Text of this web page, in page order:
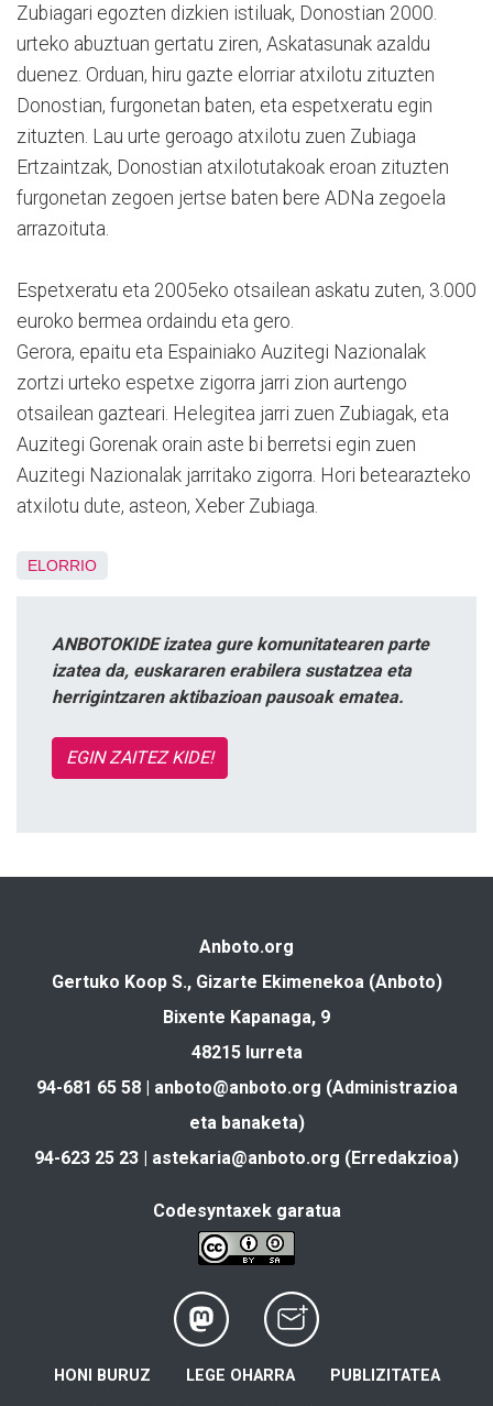
Zubiagari egozten dizkien istiluak, Donostian 2000.
urteko abuztuan gertatu ziren, Askatasunak azaldu
duenez. Orduan, hiru gazte elorriar atxilotu zituzten
Donostian, furgonetan baten, eta espetxeratu egin
zituzten. Lau urte geroago atxilotu zuen Zubiaga
Ertzaintzak, Donostian atxilotutakoak eroan zituzten
furgonetan zegoen jertse baten bere ADNa zegoela
arrazoituta.
Espetxeratu eta 2005eko otsailean askatu zuten, 3.000
euroko bermea ordaindu eta gero.
Gerora, epaitu eta Espainiako Auzitegi Nazionalak
zortzi urteko espetxe zigorra jarri zion aurtengo
otsailean gazteari. Helegitea jarri zuen Zubiagak, eta
Auzitegi Gorenak orain aste bi berretsi egin zuen
Auzitegi Nazionalak jarritako zigorra. Hori betearazteko
atxilotu dute, asteon, Xeber Zubiaga.
ELORRIO
ANBOTOKIDE izatea gure komunitatearen parte
izatea da, euskararen erabilera sustatzea eta
herrigintzaren aktibazioan pausoak ematea.
EGIN ZAITEZ KIDE!
Anboto.org
Gertuko Koop S., Gizarte Ekimenekoa (Anboto)
Bixente Kapanaga, 9
48215 Iurreta
94-681 65 58 | anboto@anboto.org (Administrazioa
eta banaketa)
94-623 25 23 | astekaria@anboto.org (Erredakzioa)
Codesyntaxek garatua
HONI BURUZ LEGE OHARRA PUBLIZITATEA